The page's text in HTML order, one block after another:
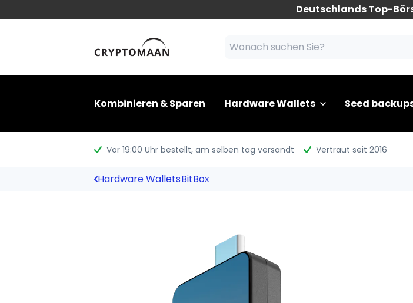
Deutschlands Top-
Kombinieren & Sparen Hardware Wallets Seed
Vor 19:00 Uhr bestellt, am selben tag versandt Vertraut seit 2016
Hardware WalletsBitBox